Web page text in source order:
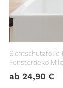
Fensterdeko
ab 24,90 €